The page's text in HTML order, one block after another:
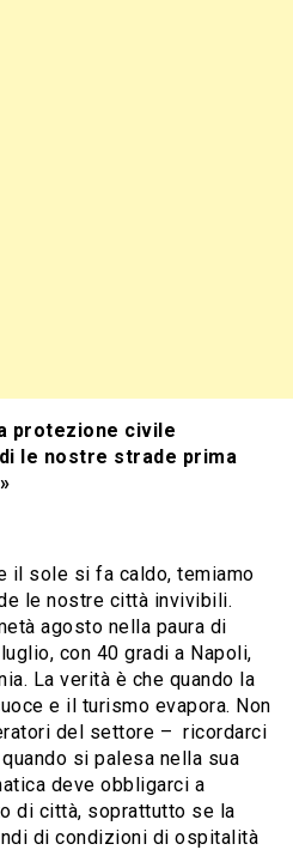
protezione civile
le nostre strade prima
il sole si fa caldo, temiamo
le nostre città invivibili.
agosto nella paura di
con 40 gradi a Napoli,
La verità è che quando la
e il turismo evapora. Non
del settore – ricordarci
si palesa nella sua
deve obbligarci a
di città, soprattutto se la
di condizioni di ospitalità